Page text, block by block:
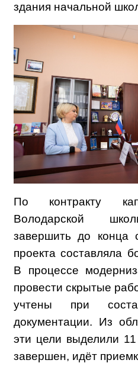
здания начальной
По контракту
Володарской
завершить до конца
проекта составляла
В процессе
провести скрытые
учтены при
документации. Из
эти цели выделили
завершен, идёт